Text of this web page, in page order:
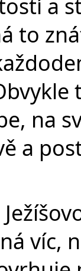
a
to
na
a
víc,